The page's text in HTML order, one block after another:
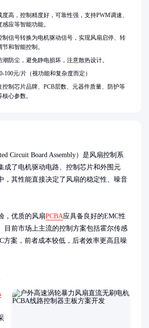
Circuit Board Assembly）是风扇控制系
成了电机驱动电路、控制芯片和外围元
，其性能直接决定了风扇的稳定性、噪音
，优质的风扇PCBA应具备良好的EMC性
目前市场上主流的控制方案包括霍尔传感
方案，前者成本较低，后者效率更高且噪
度高，控制精度好，可靠性强，支持PWM调速、
感应等智能功能。
制信号转换为电机驱动信号，实现风扇启停、转
节和智能控制。
潮防尘，避免静电损坏，注意散热设计。
100元/片（视功能和复杂度而定）
控制芯片品牌、PCB层数、元器件质量、防护等
核心参数。